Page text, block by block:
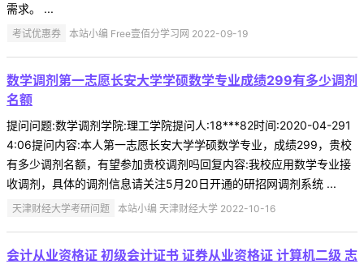
需求。 ...
考试优惠券 本站小编 Free壹佰分学习网 2022-09-19
数学调剂第一志愿长安大学学硕数学专业成绩299有多少调剂
名额
提问问题:数学调剂学院:理工学院提问人:18***82时间:2020-04-291
4:06提问内容:本人第一志愿长安大学学硕数学专业，成绩299，贵校
有多少调剂名额，有望参加贵校调剂吗回复内容:我校应用数学专业接
收调剂，具体的调剂信息请关注5月20日开通的研招网调剂系统 ...
天津财经大学考研问题 本站小编 天津财经大学 2022-10-16
会计从业资格证 初级会计证书 证券从业资格证 计算机二级 志